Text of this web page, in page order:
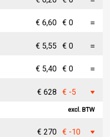
€ 6,60 € 0
€ 5,55 € 0
€ 5,40 € 0
€ 628 € -5
excl. BTW
€ 270 € -10